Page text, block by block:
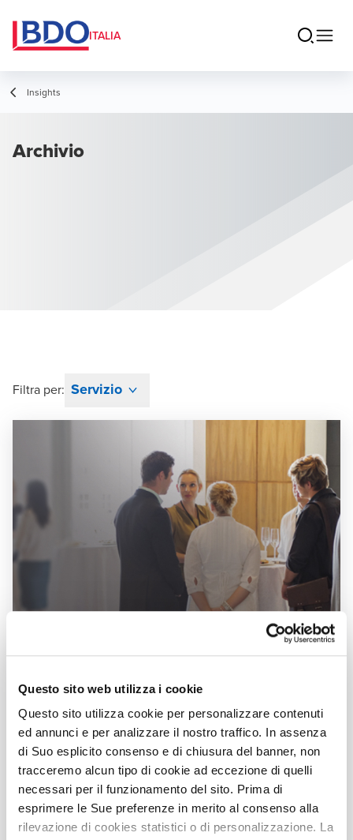
Questo sito web utilizza i cookie
Questo sito utilizza cookie per personalizzare contenuti
ed annunci e per analizzare il nostro traffico. In assenza
di Suo esplicito consenso e di chiusura del banner, non
tracceremo alcun tipo di cookie ad eccezione di quelli
necessari per il funzionamento del sito. Prima di
esprimere le Sue preferenze in merito al consenso alla
rilevazione di cookies statistici o di personalizzazione. La
ITALIA
Insights
Archivio
Filtra per: Servizio
Eventi Passati
FEBRUARY 25, 2026